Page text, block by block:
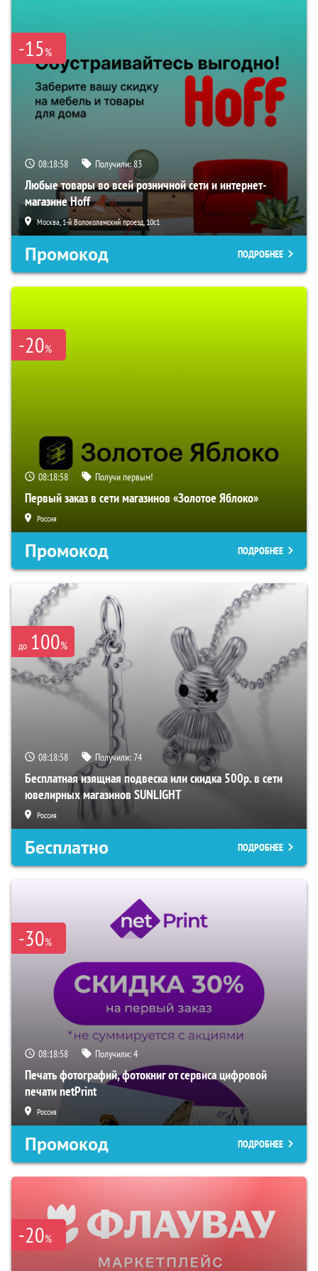
-15%
08:18:56 Получили:83
Любые товары во всей розничной сети и интернет-
магазине Hoff
Москва, 1-й Волоколамский проезд, 10с1
Промокод ПОДРОБНЕЕ
-20%
08:18:56 Получи первым!
Первый заказ в сети магазинов «Золотое Яблоко»
Россия
Промокод ПОДРОБНЕЕ
до 100%
08:18:56 Получили:74
Бесплатная изящная подвеска или скидка 500р. в сети
ювелирных магазинов SUNLIGHT
Россия
Бесплатно ПОДРОБНЕЕ
-30%
08:18:56 Получили:4
Печать фотографий, фотокниг от сервиса цифровой
печати netPrint
Россия
Промокод ПОДРОБНЕЕ
-20%